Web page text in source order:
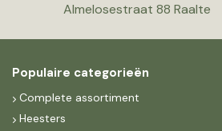
Almelosestraat 88 Raalte
Populaire categorieën
Complete assortiment
Heesters